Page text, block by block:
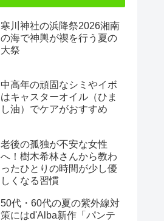
寒川神社の浜降祭2026湘南
の海で神輿が禊を行う夏の
大祭
中高年の頑固なシミやイボ
はキャスターオイル（ひま
し油）でケアがおすすめ
老後の孤独が不安な女性
へ！樹木希林さんから教わ
ったひとりの時間が少し優
しくなる習慣
50代・60代の夏の紫外線対
策にはd'Alba新作「パンテ